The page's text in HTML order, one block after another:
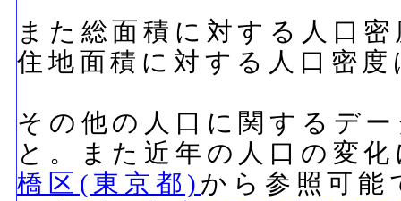
また総面積に対する人口
住地面積に対する人口密
その他の人口に関するデ
と。また近年の人口の変
橋区(東京都) から参照可能